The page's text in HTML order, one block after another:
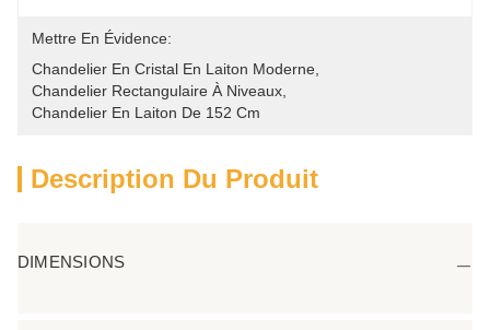
Mettre En Évidence:
Chandelier En Cristal En Laiton Moderne
Chandelier Rectangulaire À Niveaux
Chandelier En Laiton De 152 Cm
Description Du Produit
DIMENSIONS